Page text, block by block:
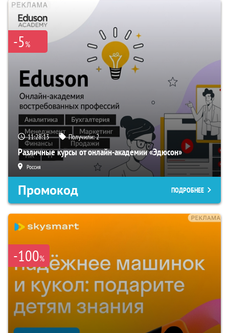
-5%
11:28:12 Получили:2
Различные курсы от онлайн-академии «Эдюсон»
Россия
Промокод ПОДРОБНЕЕ
-100%